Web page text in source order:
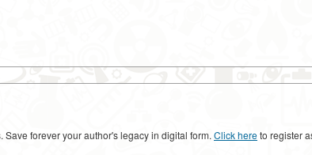
forever your author's legacy in digital form. Click hereto register